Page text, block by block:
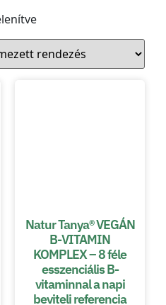
Natur Tanya® VEGÁN
B-VITAMIN
KOMPLEX – 8 féle
esszenciális B-
vitaminnal a napi
beviteli referencia